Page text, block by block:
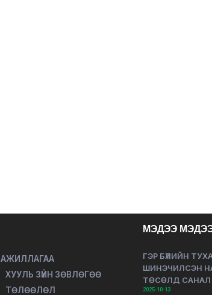
АЖИЛЛАГАА
ХУУЛЬ ЗҮЙН ЗӨВЛӨГӨӨ
ТӨЛӨӨЛӨЛ
МЭДЭЭ
ГЭР БҮЛИЙН
ШИНЭЧИЛСЭН
ТӨСӨЛД САНАЛ
2025-10-13